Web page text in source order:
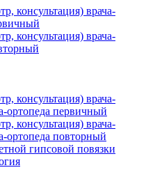
консультация) врача-
консультация) врача-
консультация) врача-
ортопеда первичный
консультация) врача-
ортопеда повторный
гипсовой повязки